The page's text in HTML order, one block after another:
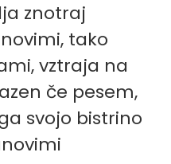
znotraj
tako
vztraja na
če pesem,
svojo bistrino